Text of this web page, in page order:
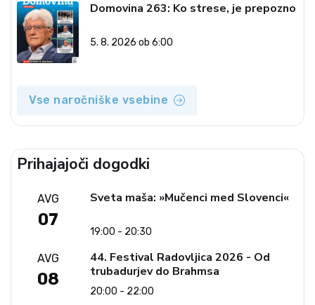
Domovina 263: Ko strese, je prepozno
5. 8. 2026 ob 6:00
Vse naročniške vsebine
Prihajajoči dogodki
AVG
07
Sveta maša: »Mučenci med Slovenci«
19:00 - 20:30
AVG
08
44. Festival Radovljica 2026 - Od
trubadurjev do Brahmsa
20:00 - 22:00